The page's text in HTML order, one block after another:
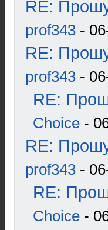
RE:
prof343 -
RE:
prof343 -
RE:
Choice -
RE:
prof343 -
RE:
Choice -